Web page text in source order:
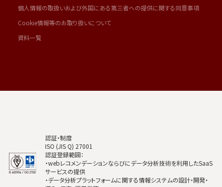
個人情報の取扱いおよび外国にある第三者への提供に関する同意事項
Cookie情報等のお取り扱いについて
資料一覧
認証・制度
ISO (JIS Q) 27001
認証登録範囲：
・webレコメンデーションならびにデータ分析技術を利用したSaaS
サービスの提供
・データ分析プラットフォームに関する情報システムの設計・開発・